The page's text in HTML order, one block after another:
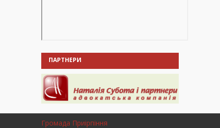
ПАРТНЕРИ
Громада Приірпіння